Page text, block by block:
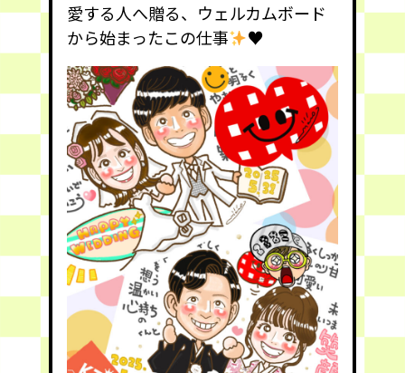
愛する人へ贈る、ウェルカムボード
から始まったこの仕事
♥️